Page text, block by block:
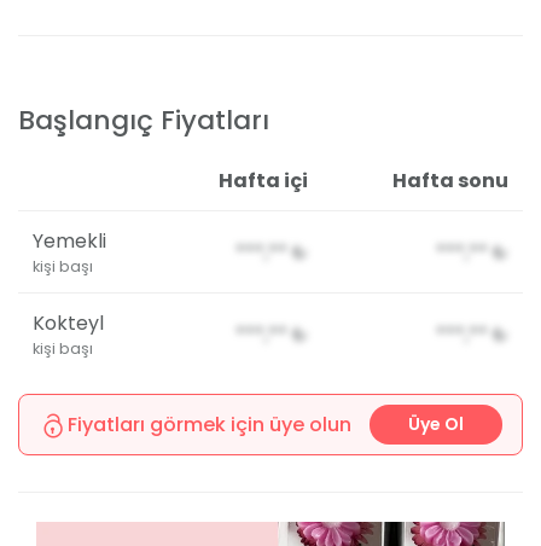
Başlangıç Fiyatları
Hafta içi Hafta sonu
Yemekli
kişi başı
***,** ₺ ***,** ₺
Kokteyl
kişi başı
***,** ₺ ***,** ₺
Fiyatları görmek için üye olun Üye Ol